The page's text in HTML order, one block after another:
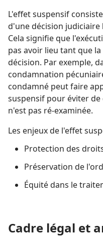
L'effet suspensif
d'une décision
Cela signifie que
pas avoir lieu tant que
décision. Par exemple,
condamnation
condamné peut faire
suspensif pour éviter
n'est pas ré-examinée.
Les enjeux de l'effet
Protection des
Préservation de
Équité dans le
Cadre légal et